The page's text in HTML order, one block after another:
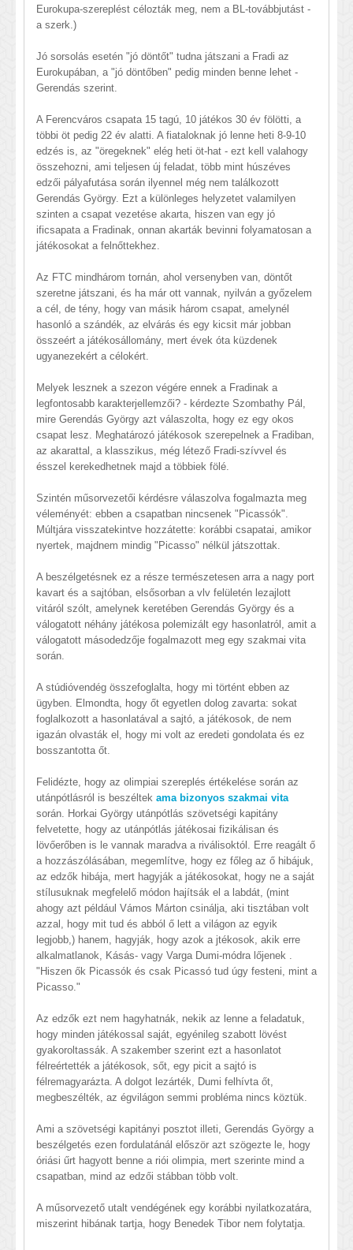
Eurokupa-szereplést célozták meg, nem a BL-továbbjutást -
a szerk.)
Jó sorsolás esetén "jó döntőt" tudna játszani a Fradi az
Eurokupában, a "jó döntőben" pedig minden benne lehet -
Gerendás szerint.
A Ferencváros csapata 15 tagú, 10 játékos 30 év fölötti, a
többi öt pedig 22 év alatti. A fiataloknak jó lenne heti 8-9-10
edzés is, az "öregeknek" elég heti öt-hat - ezt kell valahogy
összehozni, ami teljesen új feladat, több mint húszéves
edzői pályafutása során ilyennel még nem találkozott
Gerendás György. Ezt a különleges helyzetet valamilyen
szinten a csapat vezetése akarta, hiszen van egy jó
ificsapata a Fradinak, onnan akarták bevinni folyamatosan a
játékosokat a felnőttekhez.
Az FTC mindhárom tornán, ahol versenyben van, döntőt
szeretne játszani, és ha már ott vannak, nyilván a győzelem
a cél, de tény, hogy van másik három csapat, amelynél
hasonló a szándék, az elvárás és egy kicsit már jobban
összeért a játékosállomány, mert évek óta küzdenek
ugyanezekért a célokért.
Melyek lesznek a szezon végére ennek a Fradinak a
legfontosabb karakterjellemzői? - kérdezte Szombathy Pál,
mire Gerendás György azt válaszolta, hogy ez egy okos
csapat lesz. Meghatározó játékosok szerepelnek a Fradiban,
az akarattal, a klasszikus, még létező Fradi-szívvel és
ésszel kerekedhetnek majd a többiek fölé.
Szintén műsorvezetői kérdésre válaszolva fogalmazta meg
véleményét: ebben a csapatban nincsenek "Picassók".
Múltjára visszatekintve hozzátette: korábbi csapatai, amikor
nyertek, majdnem mindig "Picasso" nélkül játszottak.
A beszélgetésnek ez a része természetesen arra a nagy port
kavart és a sajtóban, elsősorban a vlv felületén lezajlott
vitáról szólt, amelynek keretében Gerendás György és a
válogatott néhány játékosa polemizált egy hasonlatról, amit a
válogatott másodedzője fogalmazott meg egy szakmai vita
során.
A stúdióvendég összefoglalta, hogy mi történt ebben az
ügyben. Elmondta, hogy őt egyetlen dolog zavarta: sokat
foglalkozott a hasonlatával a sajtó, a játékosok, de nem
igazán olvasták el, hogy mi volt az eredeti gondolata és ez
bosszantotta őt.
Felidézte, hogy az olimpiai szereplés értékelése során az
utánpótlásról is beszéltek ama bizonyos szakmai vita
során. Horkai György utánpótlás szövetségi kapitány
felvetette, hogy az utánpótlás játékosai fizikálisan és
lövőerőben is le vannak maradva a riválisoktól. Erre reagált ő
a hozzászólásában, megemlítve, hogy ez főleg az ő hibájuk,
az edzők hibája, mert hagyják a játékosokat, hogy ne a saját
stílusuknak megfelelő módon hajítsák el a labdát, (mint
ahogy azt például Vámos Márton csinálja, aki tisztában volt
azzal, hogy mit tud és abból ő lett a világon az egyik
legjobb,) hanem, hagyják, hogy azok a jtékosok, akik erre
alkalmatlanok, Kásás- vagy Varga Dumi-módra lőjenek .
"Hiszen ők Picassók és csak Picassó tud úgy festeni, mint a
Picasso."
Az edzők ezt nem hagyhatnák, nekik az lenne a feladatuk,
hogy minden játékossal saját, egyénileg szabott lövést
gyakoroltassák. A szakember szerint ezt a hasonlatot
félreértették a játékosok, sőt, egy picit a sajtó is
félremagyarázta. A dolgot lezárték, Dumi felhívta őt,
megbeszélték, az égvilágon semmi probléma nincs köztük.
Ami a szövetségi kapitányi posztot illeti, Gerendás György a
beszélgetés ezen fordulatánál először azt szögezte le, hogy
óriási űrt hagyott benne a riói olimpia, mert szerinte mind a
csapatban, mind az edzői stábban több volt.
A műsorvezető utalt vendégének egy korábbi nyilatkozatára,
miszerint hibának tartja, hogy Benedek Tibor nem folytatja.